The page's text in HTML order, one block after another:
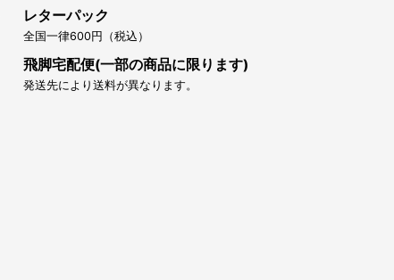
レターパック
全国一律600円（税込）
飛脚宅配便(一部の商品に限ります)
発送先により送料が異なります。